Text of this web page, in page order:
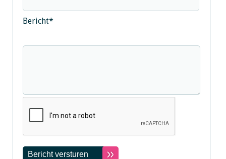
Bericht*